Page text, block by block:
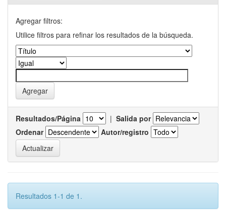
Agregar filtros:
Utilice filtros para refinar los resultados de la búsqueda.
Resultados/Página | Salida por
Ordenar
Autor/registro
Resultados 1-1 de 1.